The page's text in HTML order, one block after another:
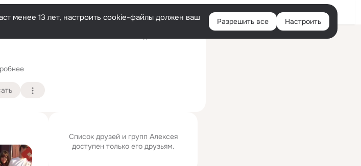
Войти
менее 13 лет, настроить cookie-файлы должен ваш
Разрешить все Настроить
Список друзей и групп Алексея
доступен только его друзьям.